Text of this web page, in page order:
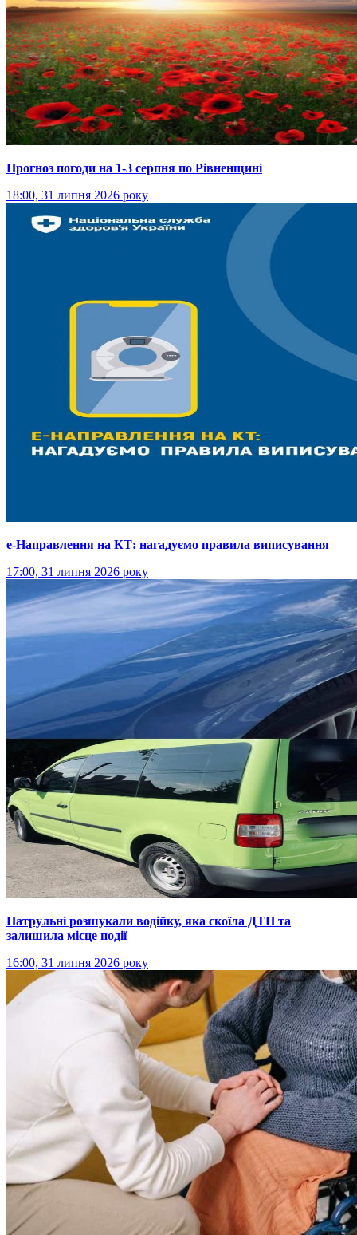
Прогноз погоди на 1-3 серпня по Рівненщині
18:00, 31 липня 2026 року
е-Направлення на КТ: нагадуємо правила виписування
17:00, 31 липня 2026 року
Патрульні розшукали водійку, яка скоїла ДТП та
залишила місце події
16:00, 31 липня 2026 року